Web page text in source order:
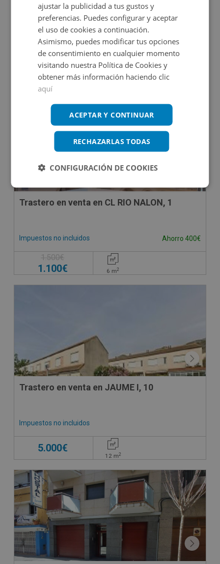
Titaguas 4, 46180 Benaguasil - Valencia
Impuestos no incluidos
1 inmuebles disponibles
Desde 1.600€
Trastero en venta en CL RIO NALON, 1
Impuestos no incluidos Ahorro 400€
1.500€
1.100€ 6 m2
Trastero en venta en JAUME I, 10
Impuestos no incluidos
5.000€
12 m2
ajustar la publicidad a tus gustos y
preferencias. Puedes configurar y aceptar
el uso de cookies a continuación.
Asimismo, puedes modificar tus opciones
de consentimiento en cualquier momento
visitando nuestra Política de Cookies y
obtener más información haciendo clic
aquí
ACEPTAR Y CONTINUAR
RECHAZARLAS TODAS
CONFIGURACIÓN DE COOKIES